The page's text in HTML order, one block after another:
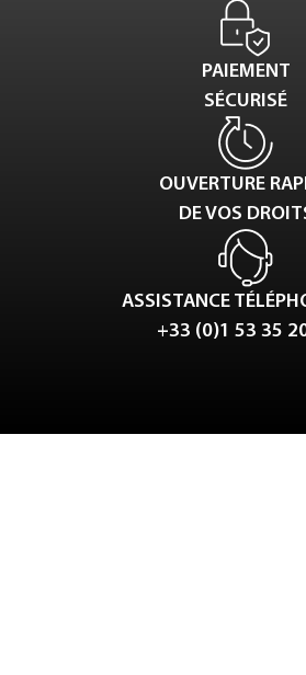
PAIEMENT
SÉCURISÉ
OUVERTURE
DE VOS
ASSISTANCE
+33 (0)1 53 35